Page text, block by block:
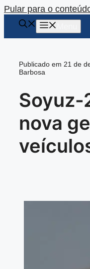
Pular para o
Publicado em 21 de
Barbosa
Soyuz-
nova